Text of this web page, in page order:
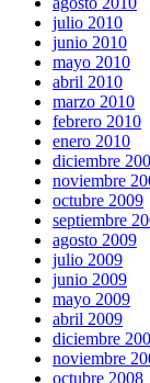
julio 2010
junio 2010
mayo 2010
abril 2010
marzo 2010
febrero 2010
enero 2010
diciembre
noviembre
octubre 2009
septiembre
agosto 2009
julio 2009
junio 2009
mayo 2009
abril 2009
diciembre
noviembre
octubre 2008